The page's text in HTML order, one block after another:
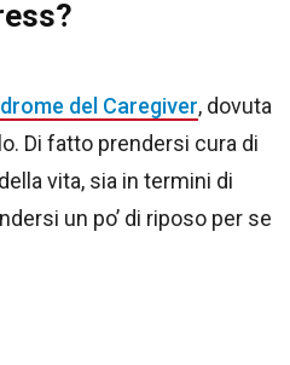
del Caregiver, dovuta
Di fatto prendersi cura di
vita, sia in termini di
un po’ di riposo per se